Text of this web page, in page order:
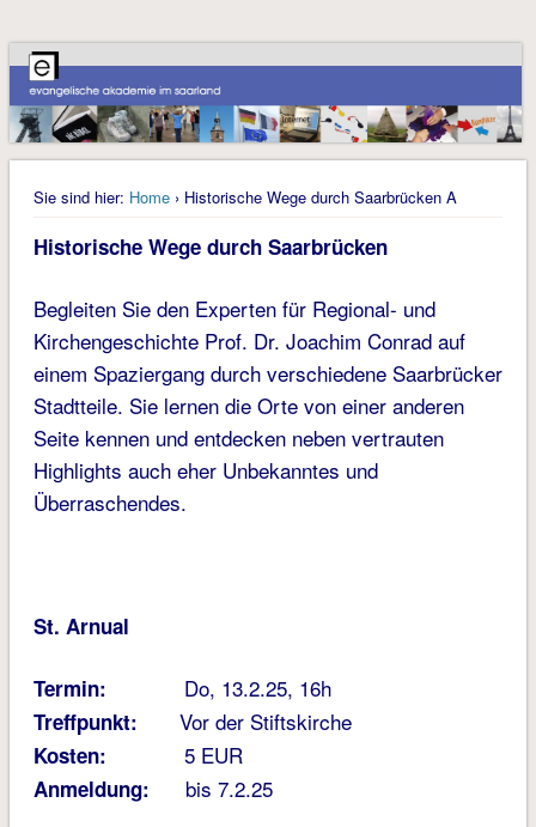
Sie sind hier: Home› Historische Wege durch Saarbrücken A
Historische Wege durch Saarbrücken
Begleiten Sie den Experten für Regional- und
Kirchengeschichte Prof. Dr. Joachim Conrad auf
einem Spaziergang durch verschiedene Saarbrücker
Stadtteile. Sie lernen die Orte von einer anderen
Seite kennen und entdecken neben vertrauten
Highlights auch eher Unbekanntes und
Überraschendes.
St. Arnual
Termin: Do, 13.2.25, 16h
Treffpunkt: Vor der Stiftskirche
Kosten: 5 EUR
Anmeldung: bis 7.2.25